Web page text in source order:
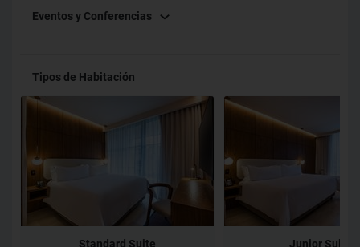
Eventos y Conferencias
Tipos de Habitación
Standard Suite Junior Suite